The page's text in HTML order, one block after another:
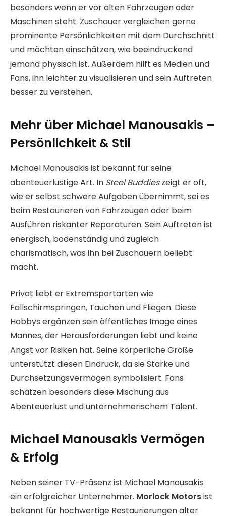
besonders wenn er vor alten Fahrzeugen oder
Maschinen steht. Zuschauer vergleichen gerne
prominente Persönlichkeiten mit dem Durchschnitt
und möchten einschätzen, wie beeindruckend
jemand physisch ist. Außerdem hilft es Medien und
Fans, ihn leichter zu visualisieren und sein Auftreten
besser zu verstehen.
Mehr über Michael Manousakis –
Persönlichkeit & Stil
Michael Manousakis ist bekannt für seine
abenteuerlustige Art. In Steel Buddieszeigt er oft,
wie er selbst schwere Aufgaben übernimmt, sei es
beim Restaurieren von Fahrzeugen oder beim
Ausführen riskanter Reparaturen. Sein Auftreten ist
energisch, bodenständig und zugleich
charismatisch, was ihn bei Zuschauern beliebt
macht.
Privat liebt er Extremsportarten wie
Fallschirmspringen, Tauchen und Fliegen. Diese
Hobbys ergänzen sein öffentliches Image eines
Mannes, der Herausforderungen liebt und keine
Angst vor Risiken hat. Seine körperliche Größe
unterstützt diesen Eindruck, da sie Stärke und
Durchsetzungsvermögen symbolisiert. Fans
schätzen besonders diese Mischung aus
Abenteuerlust und unternehmerischem Talent.
Michael Manousakis Vermögen
& Erfolg
Neben seiner TV-Präsenz ist Michael Manousakis
ein erfolgreicher Unternehmer. Morlock Motorsist
bekannt für hochwertige Restaurierungen alter